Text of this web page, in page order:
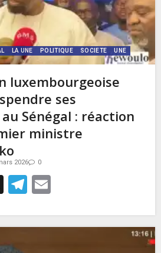
LA UNE POLITIQUE SOCIETE UNE
luxembourgeoise
ses
Sénégal : réaction
ministre
2026 0
X Telegram